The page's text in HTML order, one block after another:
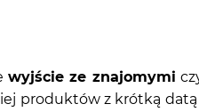
wyjście ze znajomymi
produktów z krótką